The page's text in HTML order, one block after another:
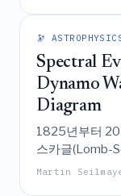
🔭
Spectral
Dynamo
Diagram
1825년부터
스카글(Lomb-
는 태양의 나비
Martin